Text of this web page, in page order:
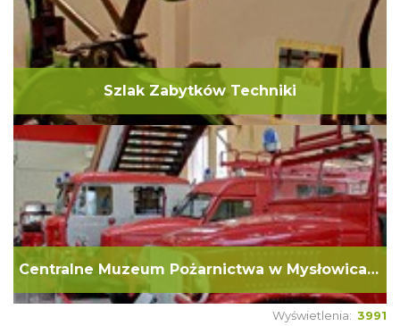
Szlak Zabytków Techniki
Centralne Muzeum Pożarnictwa w Mysłowicach
Wyświetlenia: 3991